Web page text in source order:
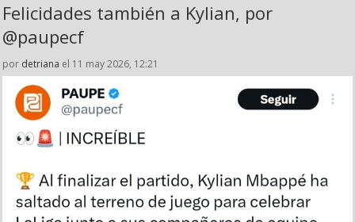
Felicidades también a Kylian, por
@paupecf
por detriana el 11 may 2026, 12:21